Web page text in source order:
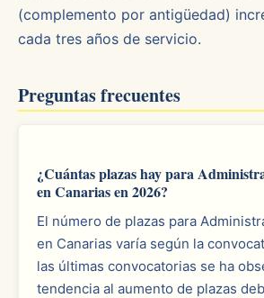
(complemento por antigüedad)
cada tres años de servicio.
Preguntas frecuentes
¿Cuántas plazas hay para
en Canarias en 2026?
El número de plazas para
en Canarias varía según la
las últimas convocatorias se ha
tendencia al aumento de plazas